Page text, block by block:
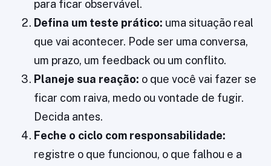
para ficar observável.
Defina um teste prático: uma situação real
que vai acontecer. Pode ser uma conversa,
um prazo, um feedback ou um conflito.
Planeje sua reação: o que você vai fazer se
ficar com raiva, medo ou vontade de fugir.
Decida antes.
Feche o ciclo com responsabilidade:
registre o que funcionou, o que falhou e a